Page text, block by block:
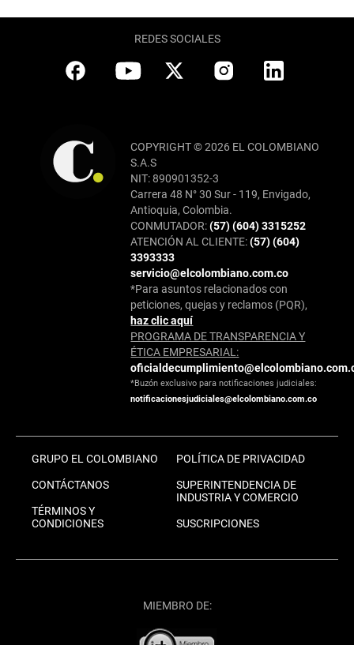
REDES SOCIALES
COPYRIGHT © 2026 EL COLOMBIANO
S.A.S
NIT: 890901352-3
Carrera 48 N° 30 Sur - 119, Envigado,
Antioquia, Colombia.
CONMUTADOR:(57) (604) 3315252
ATENCIÓN AL CLIENTE:(57) (604)
3393333
servicio@elcolombiano.com.co
*Para asuntos relacionados con
peticiones, quejas y reclamos (PQR),
haz clic aquí
PROGRAMA DE TRANSPARENCIA Y
ÉTICA EMPRESARIAL:
*Buzón exclusivo para notificaciones judiciales:
notificacionesjudiciales@elcolombiano.com.co
GRUPO EL COLOMBIANO
CONTÁCTANOS
TÉRMINOS Y
CONDICIONES
POLÍTICA DE PRIVACIDAD
SUPERINTENDENCIA DE
INDUSTRIA Y COMERCIO
SUSCRIPCIONES
MIEMBRO DE: